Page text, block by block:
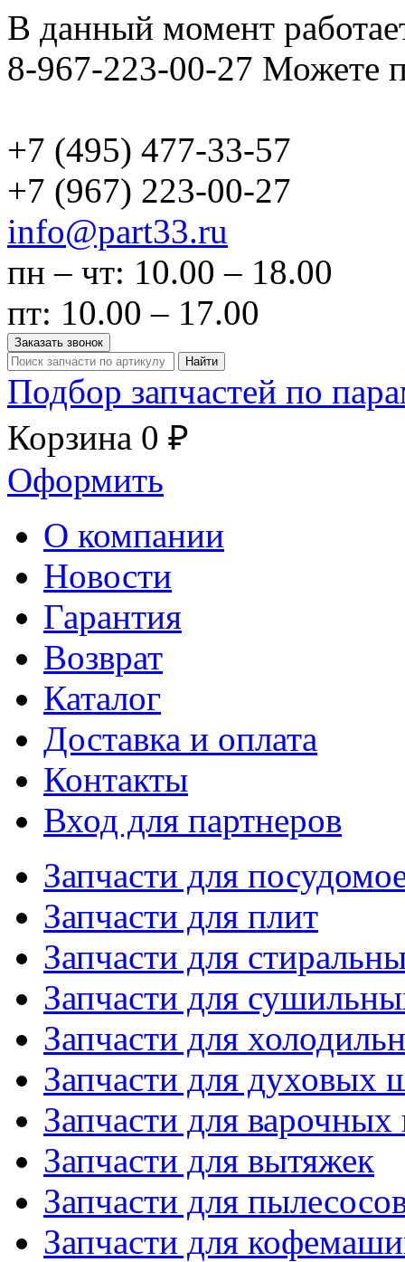
В данный момент
8-967-223-00-27 Можете
+7 (495) 477-33-57
+7 (967) 223-00-27
info@part33.ru
пн – чт: 10.00 – 18.00
пт: 10.00 – 17.00
Заказать звонок
Найти
Подбор запчастей по
Корзина 0 ₽
Оформить
О компании
Новости
Гарантия
Возврат
Каталог
Доставка и оплата
Контакты
Вход для партнеров
Запчасти для
Запчасти для плит
Запчасти для
Запчасти для
Запчасти для
Запчасти для духовых
Запчасти для варочных
Запчасти для вытяжек
Запчасти для
Запчасти для